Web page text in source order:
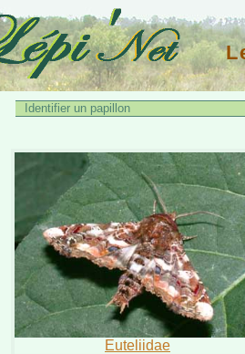
Identifier un papillon
Euteliidae